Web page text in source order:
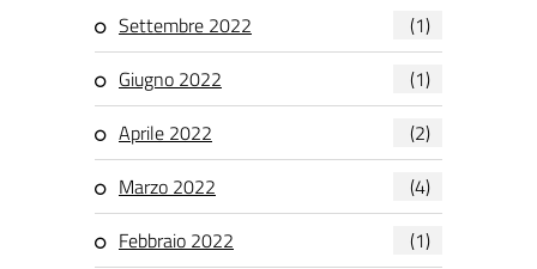
Settembre 2022
(1)
Giugno 2022
(1)
Aprile 2022
(2)
Marzo 2022
(4)
Febbraio 2022
(1)